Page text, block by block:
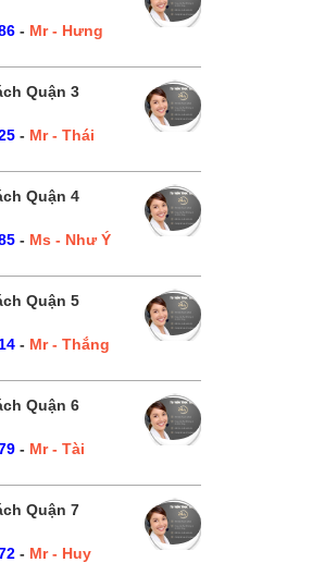
- Mr - Hưng
Quận 3
- Mr - Thái
Quận 4
- Ms - Như Ý
Quận 5
- Mr - Thắng
Quận 6
- Mr - Tài
Quận 7
- Mr - Huy